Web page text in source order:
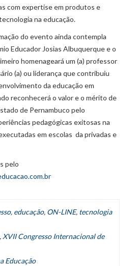
com expertise em produtos e
na educação.
do evento ainda contempla
Educador Josias Albuquerque e o
homenageará um (a) professor
(a) ou liderança que contribuiu
da educação em
reconhecerá o valor e o mérito de
de Pernambuco pelo
pedagógicas exitosas na
em escolas da privadas e
pelo
, educação, ON-LINE, tecnologia
, XVII Congresso Internacional de
Educação